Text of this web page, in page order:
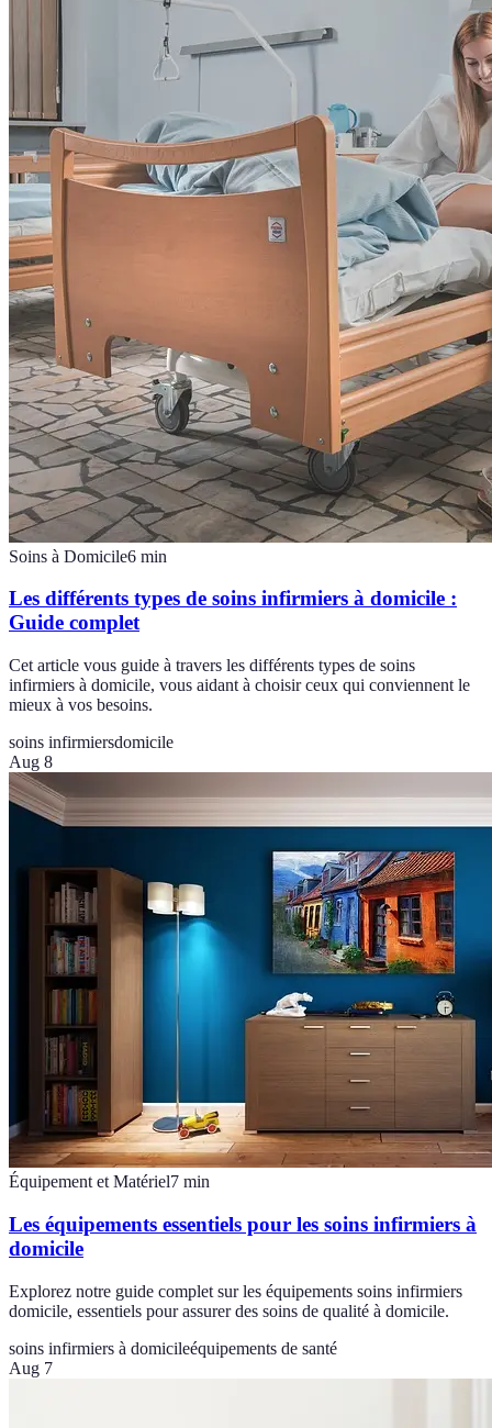
Soins à Domicile6 min
Les différents types de soins infirmiers à domicile :
Guide complet
Cet article vous guide à travers les différents types de soins
infirmiers à domicile, vous aidant à choisir ceux qui conviennent le
mieux à vos besoins.
soins infirmiersdomicile
Aug 8
Équipement et Matériel7 min
Les équipements essentiels pour les soins infirmiers à
domicile
Explorez notre guide complet sur les équipements soins infirmiers
domicile, essentiels pour assurer des soins de qualité à domicile.
soins infirmiers à domicileéquipements de santé
Aug 7